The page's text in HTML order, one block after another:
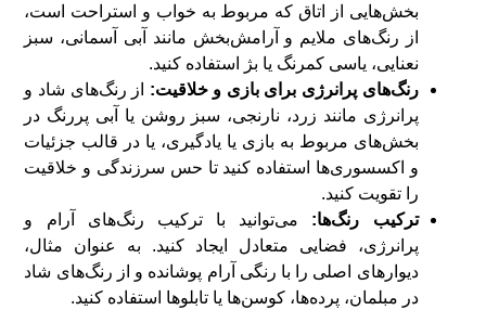
بخش‌هایی از اتاق که مربوط به خواب و استراحت است،
از رنگ‌های ملایم و آرامش‌بخش مانند آبی آسمانی، سبز
نعنایی، یاسی کمرنگ یا بژ استفاده کنید.
رنگ‌های پرانرژی برای بازی و خلاقیت: از رنگ‌های شاد و
پرانرژی مانند زرد، نارنجی، سبز روشن یا آبی پررنگ در
بخش‌های مربوط به بازی یا یادگیری، یا در قالب جزئیات
و اکسسوری‌ها استفاده کنید تا حس سرزندگی و خلاقیت
را تقویت کنید.
ترکیب رنگ‌ها: می‌توانید با ترکیب رنگ‌های آرام و
پرانرژی، فضایی متعادل ایجاد کنید. به عنوان مثال،
دیوارهای اصلی را با رنگی آرام پوشانده و از رنگ‌های شاد
در مبلمان، پرده‌ها، کوسن‌ها یا تابلوها استفاده کنید.